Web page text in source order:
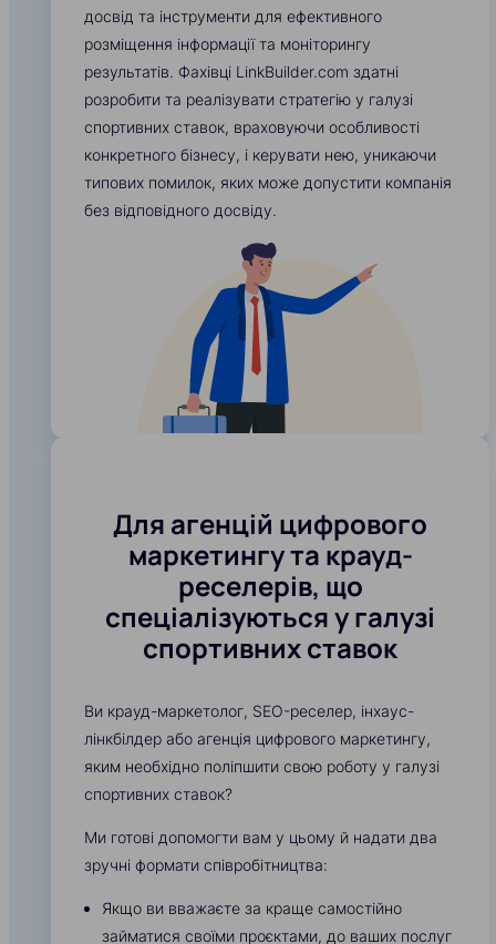
досвід та інструменти для ефективного
розміщення інформації та моніторингу
результатів. Фахівці LinkBuilder.com здатні
розробити та реалізувати стратегію у галузі
спортивних ставок, враховуючи особливості
конкретного бізнесу, і керувати нею, уникаючи
типових помилок, яких може допустити компанія
без відповідного досвіду.
Для агенцій цифрового
маркетингу та крауд-
реселерів, що
спеціалізуються у галузі
спортивних ставок
Ви крауд-маркетолог, SEO-реселер, інхаус-
лінкбілдер або агенція цифрового маркетингу,
яким необхідно поліпшити свою роботу у галузі
спортивних ставок?
Ми готові допомогти вам у цьому й надати два
зручні формати співробітництва:
Якщо ви вважаєте за краще самостійно
займатися своїми проєктами, до ваших послуг